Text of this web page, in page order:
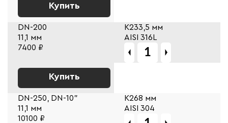
Купить
DN-200
К233,5 мм
11,1 мм
AISI 316L
7400 ₽
Купить
DN-250, DN-10"
К268 мм
11,1 мм
AISI 304
10100 ₽